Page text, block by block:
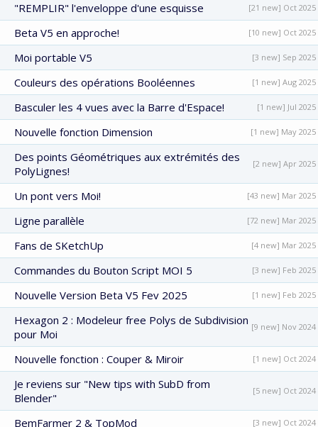
"REMPLIR" l'enveloppe d'une esquisse [21 new] Oct 2025
Beta V5 en approche! [10 new] Oct 2025
Moi portable V5 [3 new] Sep 2025
Couleurs des opérations Booléennes [1 new] Aug 2025
Basculer les 4 vues avec la Barre d'Espace! [1 new] Jul 2025
Nouvelle fonction Dimension [1 new] May 2025
Des points Géométriques aux extrémités des
PolyLignes!
[2 new] Apr 2025
Un pont vers Moi! [43 new] Mar 2025
Ligne parallèle [72 new] Mar 2025
Fans de SKetchUp [4 new] Mar 2025
Commandes du Bouton Script MOI 5 [3 new] Feb 2025
Nouvelle Version Beta V5 Fev 2025 [1 new] Feb 2025
Hexagon 2 : Modeleur free Polys de Subdivision
pour Moi
[9 new] Nov 2024
Nouvelle fonction : Couper & Miroir [1 new] Oct 2024
Je reviens sur "New tips with SubD from
Blender"
[5 new] Oct 2024
BemFarmer 2 & TopMod [3 new] Oct 2024